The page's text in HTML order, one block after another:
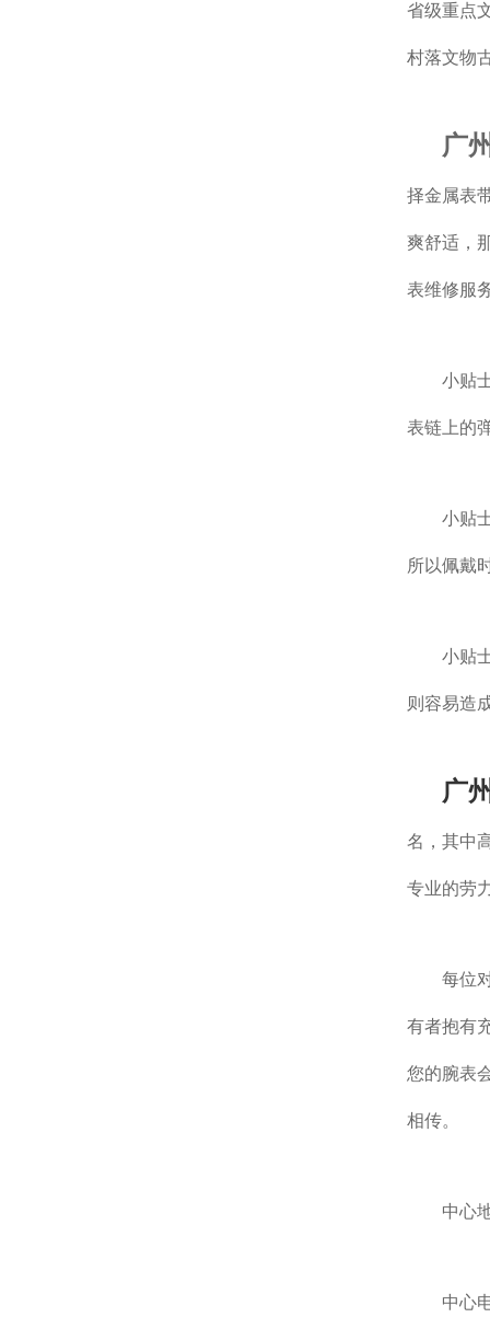
省级重点
村落文物
广
择金属表
爽舒适，
表维修服
小贴士
表链上的
小贴
所以佩戴
小贴
则容易造
广
名，其中
专业的劳
每位对
有者抱有
您的腕表
相传。
中心地
中心电